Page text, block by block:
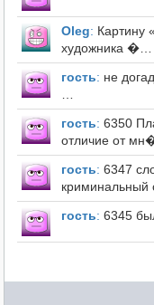
Оleg: Картину
художника �…
гость: не
…
гость: 6350
отличие от
гость: 6347
гость: 6345